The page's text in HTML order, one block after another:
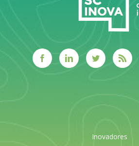
Inovadores